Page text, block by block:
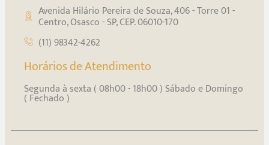
Avenida Hilário Pereira de Souza, 406 - Torre 01 -
Centro, Osasco - SP, CEP. 06010-170
(11) 98342-4262
Horários de Atendimento
Segunda à sexta ( 08h00 - 18h00 ) Sábado e Domingo
( Fechado )